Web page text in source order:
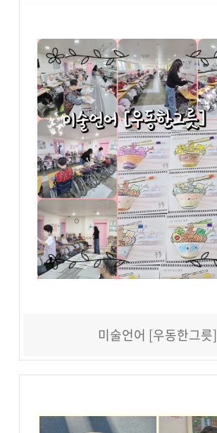
미술언어 [우동한그릇]